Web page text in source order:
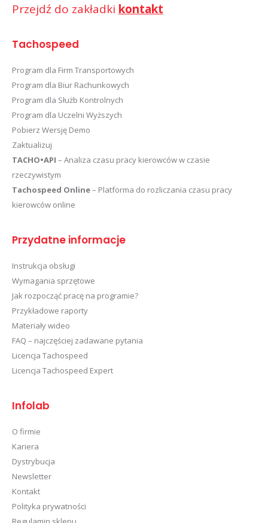
Przejdź do zakładki kontakt
Tachospeed
Program dla Firm Transportowych
Program dla Biur Rachunkowych
Program dla Służb Kontrolnych
Program dla Uczelni Wyższych
Pobierz Wersję Demo
Zaktualizuj
TACHO•API – Analiza czasu pracy kierowców w czasie
rzeczywistym
Tachospeed Online– Platforma do rozliczania czasu pracy
kierowców online
Przydatne informacje
Instrukcja obsługi
Wymagania sprzętowe
Jak rozpocząć pracę na programie?
Przykładowe raporty
Materiały wideo
FAQ – najczęściej zadawane pytania
Licencja Tachospeed
Licencja Tachospeed Expert
Infolab
O firmie
Kariera
Dystrybucja
Newsletter
Kontakt
Polityka prywatności